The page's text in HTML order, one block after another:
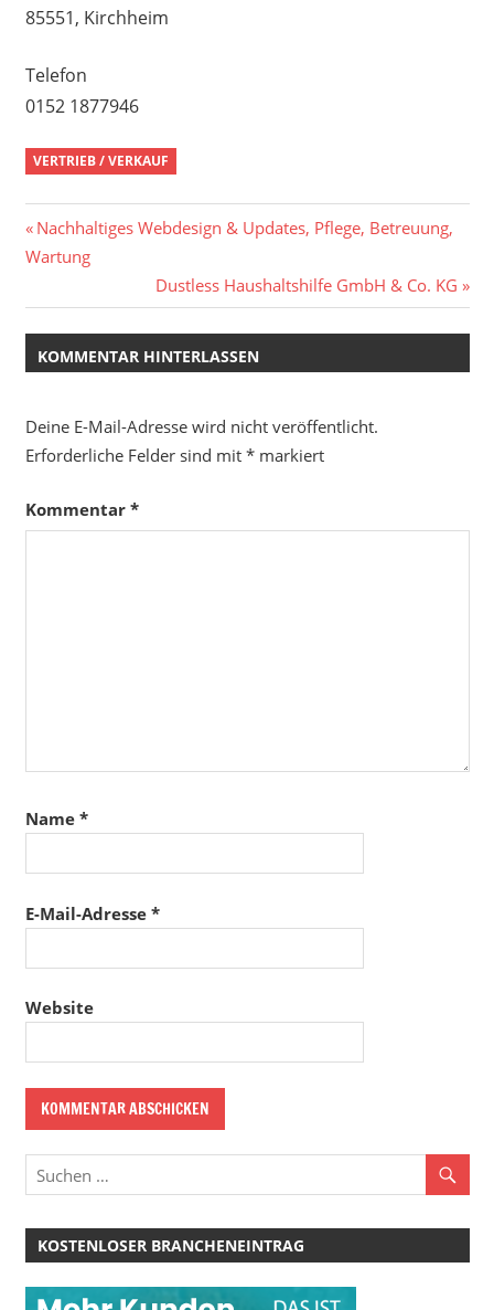
85551, Kirchheim
Telefon
0152 1877946
VERTRIEB / VERKAUF
Beitragsnavigation
Vorheriger
Beitrag:
Nachhaltiges Webdesign & Updates, Pflege, Betreuung,
Wartung
Nächster
Beitrag:
Dustless Haushaltshilfe GmbH & Co. KG
KOMMENTAR HINTERLASSEN
Deine E-Mail-Adresse wird nicht veröffentlicht.
Erforderliche Felder sind mit *markiert
Kommentar *
Name *
E-Mail-Adresse *
Website
KOSTENLOSER BRANCHENEINTRAG